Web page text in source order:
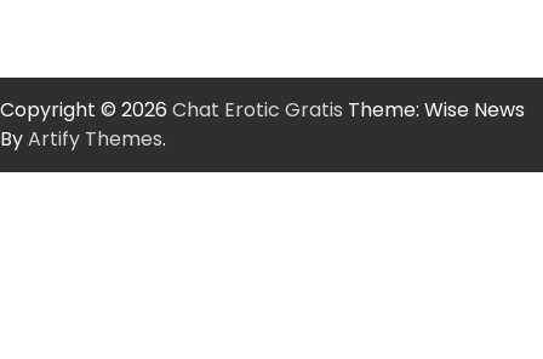
Copyright © 2026 Chat Erotic Gratis Theme: Wise News
ByArtify Themes.